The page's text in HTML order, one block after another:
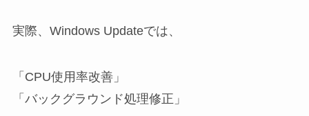
実際、Windows Updateでは、
「CPU使用率改善」
「バックグラウンド処理修正」